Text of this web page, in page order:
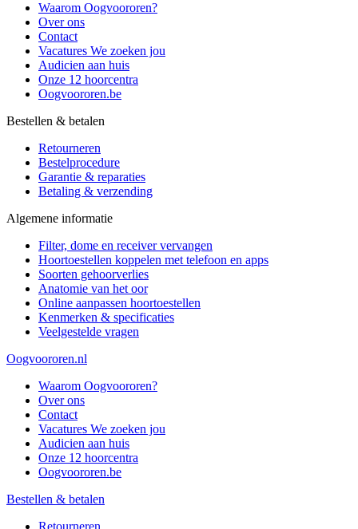
Waarom Oogvoororen?
Over ons
Contact
Vacatures We zoeken jou
Audicien aan huis
Onze 12 hoorcentra
Oogvoororen.be
Bestellen & betalen
Retourneren
Bestelprocedure
Garantie & reparaties
Betaling & verzending
Algemene informatie
Filter, dome en receiver vervangen
Hoortoestellen koppelen met telefoon en apps
Soorten gehoorverlies
Anatomie van het oor
Online aanpassen hoortoestellen
Kenmerken & specificaties
Veelgestelde vragen
Oogvoororen.nl
Waarom Oogvoororen?
Over ons
Contact
Vacatures We zoeken jou
Audicien aan huis
Onze 12 hoorcentra
Oogvoororen.be
Bestellen & betalen